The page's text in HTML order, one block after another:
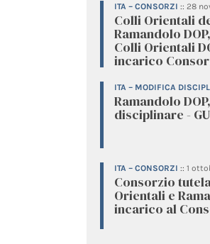
ITA – CONSORZI :: 28
Colli Orientali
Ramandolo
Colli Orientali
incarico
ITA – MODIFICA
Ramandolo
disciplinare -
ITA – CONSORZI :: 1
Consorzio
Orientali e
incarico al